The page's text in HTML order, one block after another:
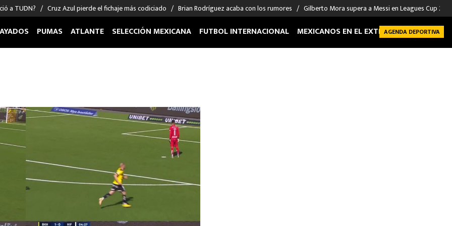
a TUDN? Cruz Azul pierde el fichaje más codiciado Brian Rodríguez acaba con los rumores Gilberto Mora supera a Messi en Leagues Cup
Sergio Ramos
Giorgos Giakoumakis
André Jardine
Boxeo
Béisbol
NFL
NBA
PUMAS ATLANTE SELECCIÓN MEXICANA FUTBOL INTERNACIONAL MEXICANOS EN EL EXTRANJERO FUTBOL
AGENDA DEPORTIVA